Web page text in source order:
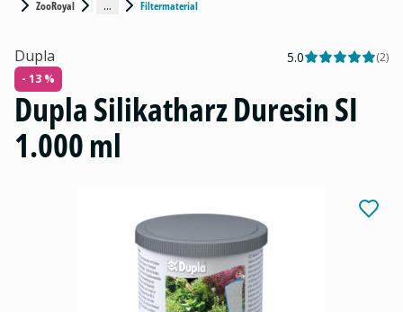
ZooRoyal ... Filtermaterial
Dupla 5.0 (2)
- 13 %
Dupla Silikatharz Duresin SI
1.000 ml